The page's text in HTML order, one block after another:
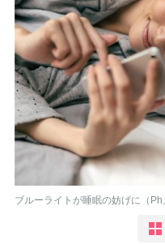
ブルーライトが睡眠の妨げに（Ph